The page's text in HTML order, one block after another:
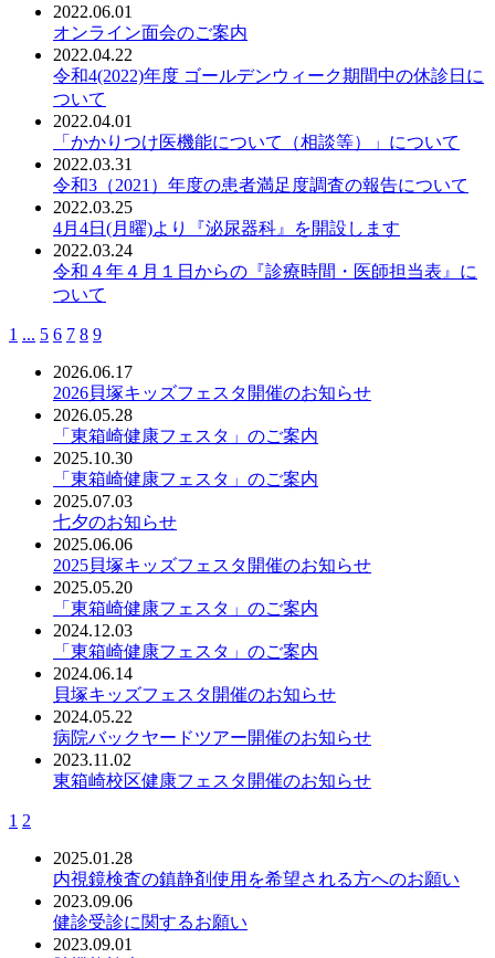
2022.06.01
オンライン面会のご案内
2022.04.22
令和4(2022)年度 ゴールデンウィーク期間中の休診日に
ついて
2022.04.01
「かかりつけ医機能について（相談等）」について
2022.03.31
令和3（2021）年度の患者満足度調査の報告について
2022.03.25
4月4日(月曜)より『泌尿器科』を開設します
2022.03.24
令和４年４月１日からの『診療時間・医師担当表』に
ついて
1 ... 5 6 7 8 9
2026.06.17
2026貝塚キッズフェスタ開催のお知らせ
2026.05.28
「東箱崎健康フェスタ」のご案内
2025.10.30
「東箱崎健康フェスタ」のご案内
2025.07.03
七夕のお知らせ
2025.06.06
2025貝塚キッズフェスタ開催のお知らせ
2025.05.20
「東箱崎健康フェスタ」のご案内
2024.12.03
「東箱崎健康フェスタ」のご案内
2024.06.14
貝塚キッズフェスタ開催のお知らせ
2024.05.22
病院バックヤードツアー開催のお知らせ
2023.11.02
東箱崎校区健康フェスタ開催のお知らせ
1 2
2025.01.28
内視鏡検査の鎮静剤使用を希望される方へのお願い
2023.09.06
健診受診に関するお願い
2023.09.01